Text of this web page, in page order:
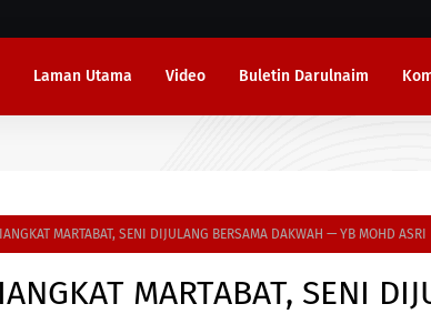
Laman Utama Video Buletin Darulnaim
MARTABAT, SENI DIJULANG BERSAMA DAKWAH — YB MOHD ASRI
MARTABAT, SENI